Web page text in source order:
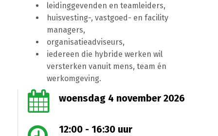
leidinggevenden en teamleiders,
huisvesting-, vastgoed- en facility
managers,
organisatieadviseurs,
iedereen die hybride werken wil
versterken vanuit mens, team én
werkomgeving.
woensdag 4 november 2026
12:00 - 16:30 uur